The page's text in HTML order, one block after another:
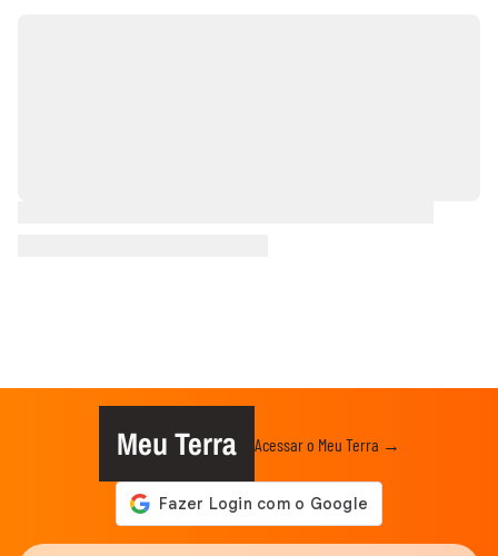
Meu Terra Acessar o Meu Terra →